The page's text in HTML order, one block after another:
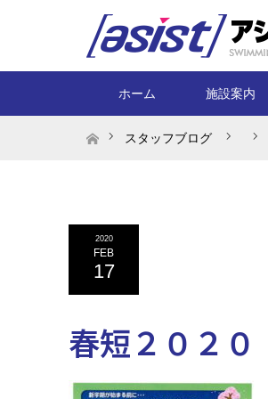
ホーム 施設案内
ホームスタッフブログ
2020
FEB
17
春短２０２０